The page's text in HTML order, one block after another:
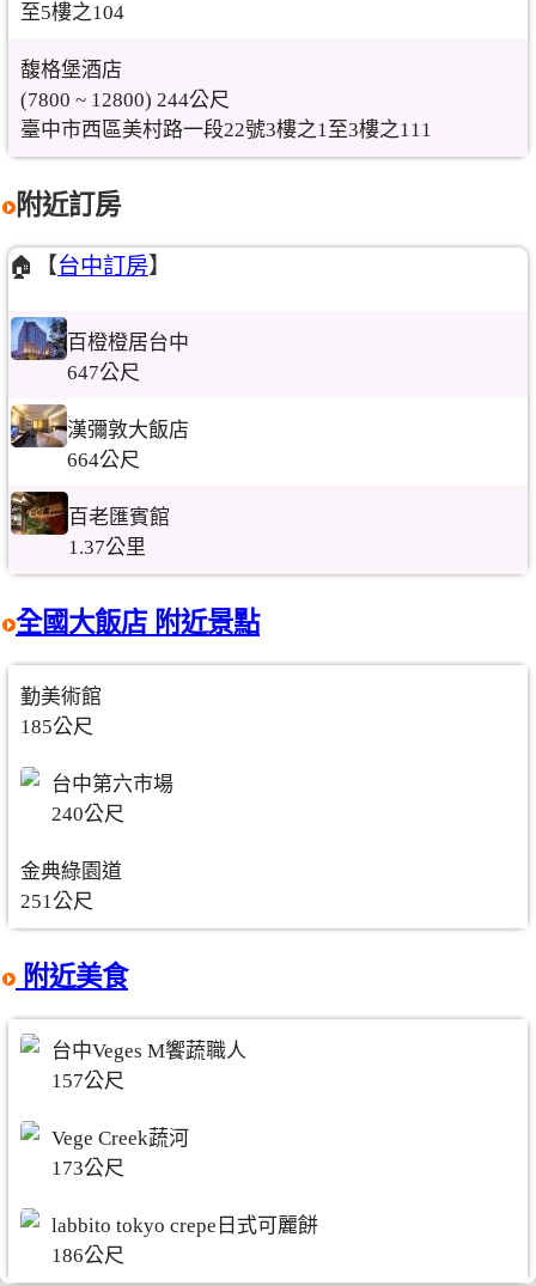
至5樓之104
馥格堡酒店
(7800 ~ 12800) 244公尺
臺中市西區美村路一段22號3樓之1至3樓之111
附近訂房
🏠【台中訂房】
百橙橙居台中
647公尺
漢彌敦大飯店
664公尺
百老匯賓館
1.37公里
全國大飯店 附近景點
勤美術館
185公尺
台中第六市場
240公尺
金典綠園道
251公尺
附近美食
台中Veges M饗蔬職人
157公尺
Vege Creek蔬河
173公尺
labbito tokyo crepe日式可麗餅
186公尺